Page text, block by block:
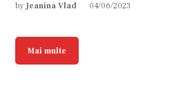
by Jeanina Vlad 04/06/2023
Mai multe